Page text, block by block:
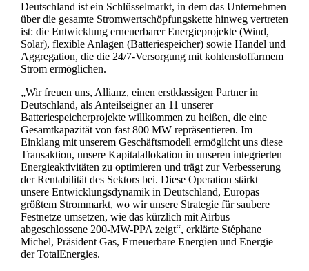
Deutschland ist ein Schlüsselmarkt, in dem das Unternehmen
über die gesamte Stromwertschöpfungskette hinweg vertreten
ist: die Entwicklung erneuerbarer Energieprojekte (Wind,
Solar), flexible Anlagen (Batteriespeicher) sowie Handel und
Aggregation, die die 24/7-Versorgung mit kohlenstoffarmem
Strom ermöglichen.
„Wir freuen uns, Allianz, einen erstklassigen Partner in
Deutschland, als Anteilseigner an 11 unserer
Batteriespeicherprojekte willkommen zu heißen, die eine
Gesamtkapazität von fast 800 MW repräsentieren. Im
Einklang mit unserem Geschäftsmodell ermöglicht uns diese
Transaktion, unsere Kapitalallokation in unseren integrierten
Energieaktivitäten zu optimieren und trägt zur Verbesserung
der Rentabilität des Sektors bei. Diese Operation stärkt
unsere Entwicklungsdynamik in Deutschland, Europas
größtem Strommarkt, wo wir unsere Strategie für saubere
Festnetze umsetzen, wie das kürzlich mit Airbus
abgeschlossene 200-MW-PPA zeigt“, erklärte Stéphane
Michel, Präsident Gas, Erneuerbare Energien und Energie
der TotalEnergies.